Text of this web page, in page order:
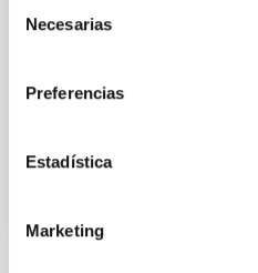
Necesarias
Preferencias
Estadística
Marketing
veces más masivo que la
de relieve que hay otros